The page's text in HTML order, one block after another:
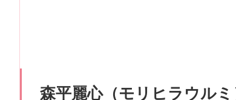
森平麗心（モリヒラウル